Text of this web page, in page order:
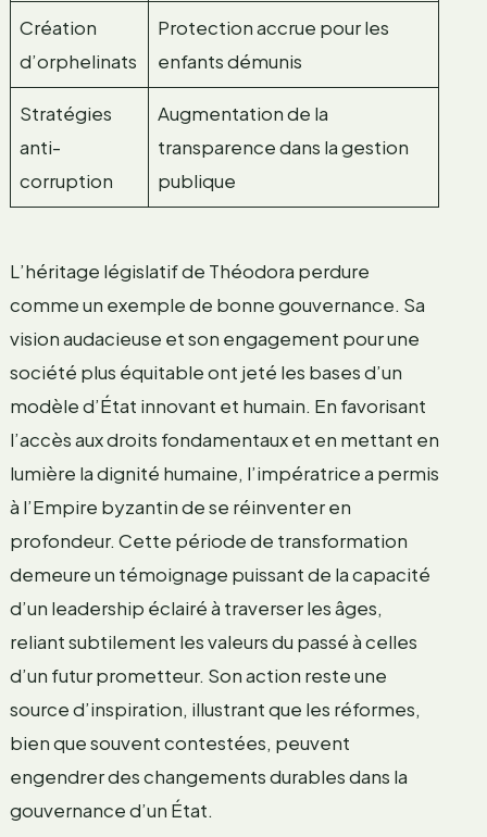
Création
d’orphelinats
Protection accrue pour les
enfants démunis
Stratégies
anti-
corruption
Augmentation de la
transparence dans la gestion
publique
L’héritage législatif de Théodora perdure
comme un exemple de bonne gouvernance. Sa
vision audacieuse et son engagement pour une
société plus équitable ont jeté les bases d’un
modèle d’État innovant et humain. En favorisant
l’accès aux droits fondamentaux et en mettant en
lumière la dignité humaine, l’impératrice a permis
à l’Empire byzantin de se réinventer en
profondeur. Cette période de transformation
demeure un témoignage puissant de la capacité
d’un leadership éclairé à traverser les âges,
reliant subtilement les valeurs du passé à celles
d’un futur prometteur. Son action reste une
source d’inspiration, illustrant que les réformes,
bien que souvent contestées, peuvent
engendrer des changements durables dans la
gouvernance d’un État.